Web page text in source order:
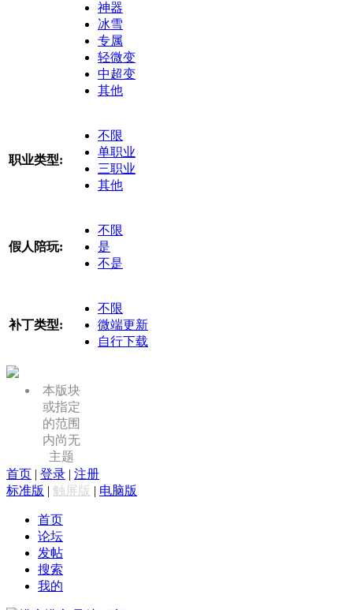
神器
冰雪
专属
轻微变
中超变
其他
职业类型:
不限
单职业
三职业
其他
假人陪玩:
不限
是
不是
补丁类型:
不限
微端更新
自行下载
本版块
或指定
的范围
内尚无
主题
首页 | 登录 | 注册
标准版 | 触屏版 | 电脑版
首页
论坛
发帖
搜索
我的